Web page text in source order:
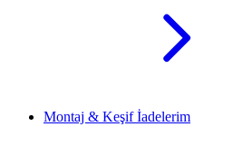
Montaj & Keşif İadelerim